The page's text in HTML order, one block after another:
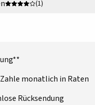
(1)
monatlich in Raten
Rücksendung